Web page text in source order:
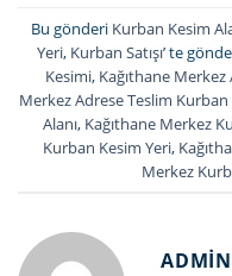
Bu gönderi Kurban Kesim
Yeri, Kurban Satışı’ te
Kesimi, Kağıthane
Merkez Adrese Teslim Kurban
Alanı, Kağıthane Merkez
Kurban Kesim Yeri,
Merkez
ADMIN